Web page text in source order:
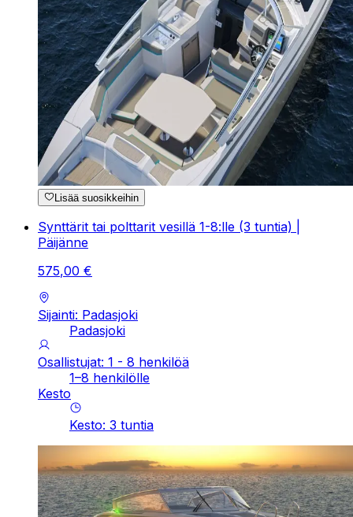
Lisää suosikkeihin
Synttärit tai polttarit vesillä 1-8:lle (3 tuntia) |
Päijänne
575,00 €
Sijainti: Padasjoki
Padasjoki
Osallistujat: 1 - 8 henkilöä
1–8 henkilölle
Kesto
Kesto: 3 tuntia